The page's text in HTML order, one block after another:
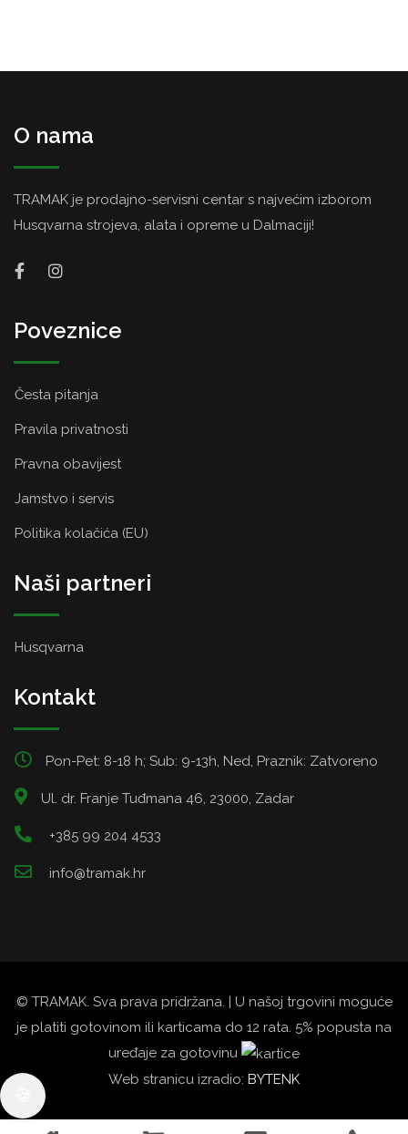
O nama
TRAMAK je prodajno-servisni centar s najvećim izborom
Husqvarna strojeva, alata i opreme u Dalmaciji!
Poveznice
Česta pitanja
Pravila privatnosti
Pravna obavijest
Jamstvo i servis
Politika kolačića (EU)
Naši partneri
Husqvarna
Kontakt
Pon-Pet: 8-18 h; Sub: 9-13h, Ned, Praznik: Zatvoreno
Ul. dr. Franje Tuđmana 46, 23000, Zadar
+385 99 204 4533
info@tramak.hr
© TRAMAK. Sva prava pridržana. | U našoj trgovini moguće
je platiti gotovinom ili karticama do 12 rata. 5% popusta na
uređaje za gotovinu
Web stranicu izradio: BYTENK